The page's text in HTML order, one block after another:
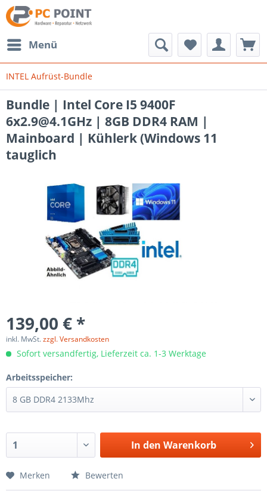
Menü
INTEL Aufrüst-Bundle
Bundle | Intel Core I5 9400F
6x2.9@4.1GHz | 8GB DDR4 RAM |
Mainboard | Kühlerk (Windows 11
tauglich
139,00 € *
inkl. MwSt.zzgl. Versandkosten
Sofort versandfertig, Lieferzeit ca. 1-3 Werktage
Arbeitsspeicher:
In den Warenkorb
Merken Bewerten